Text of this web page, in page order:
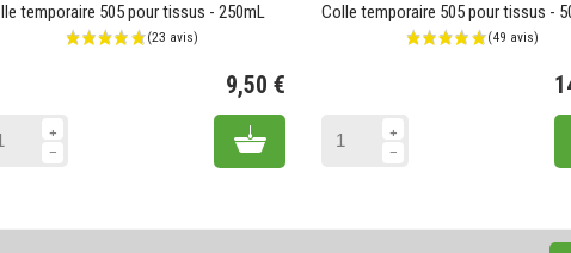
temporaire 505 pour tissus - 250mL
9,50 €
Add to cart
Colle temporaire 505 pour tissus -